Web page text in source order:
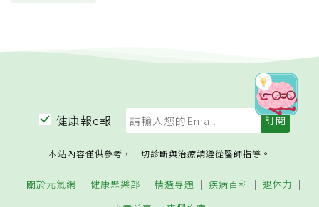
健康報e報
本站內容僅供參考，一切診斷與治療請遵從醫師指導。
關於元氣網 健康聚樂部 精選專題 疾病百科
退休力